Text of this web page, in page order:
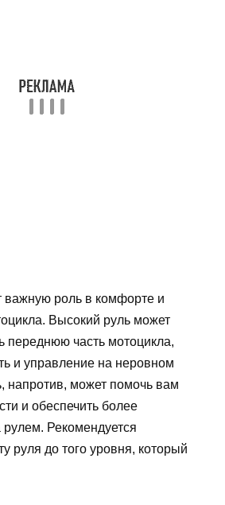
важную роль в комфорте и
Высокий руль может
переднюю часть мотоцикла,
и управление на неровном
напротив, может помочь вам
и обеспечить более
рулем. Рекомендуется
руля до того уровня, который